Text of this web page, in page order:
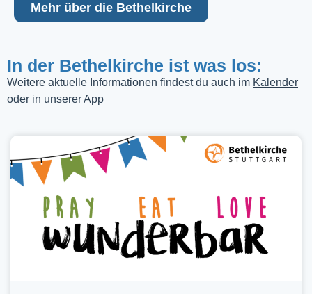
Mehr über die Bethelkirche
In der Bethelkirche ist was los:
Weitere aktuelle Informationen findest du auch im Kalender
oder in unsererApp